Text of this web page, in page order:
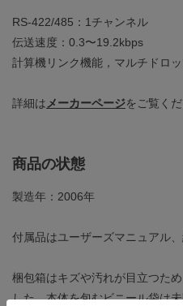
RS-422/485：1チャンネル
伝送速度：0.3〜19.2kbps
計算機リンク機能，マルチドロ
詳細はメーカーページをご覧くだ
商品の状態
製造年：2006年
付属品はユーザーズマニュアル、
梱包箱はキズや汚れが目立つた
した。本体を包むビニール袋は